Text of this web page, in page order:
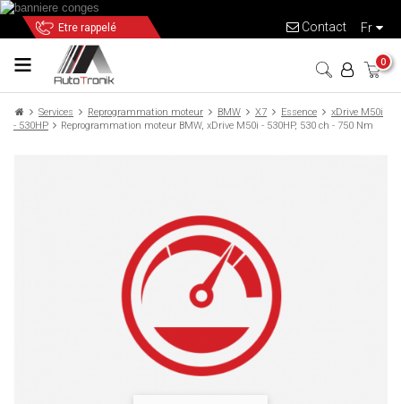
Etre rappelé fr
Contact
0
Services Reprogrammation moteur BMW X7 Essence
xDrive M50i
- 530HP
Reprogrammation moteur BMW, xDrive M50i - 530HP, 530 ch - 750 Nm